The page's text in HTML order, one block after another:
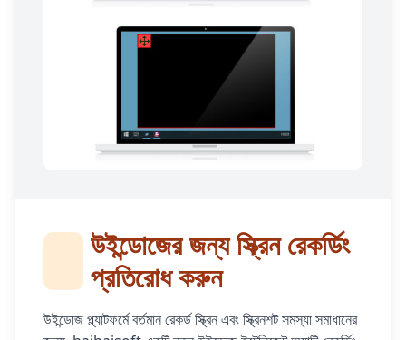
উইন্ডোজের জন্য স্ক্রিন রেকর্ডিং
প্রতিরোধ করুন
উইন্ডোজ প্ল্যাটফর্মে বর্তমান রেকর্ড স্ক্রিন এবং স্ক্রিনশট সমস্যা সমাধানের